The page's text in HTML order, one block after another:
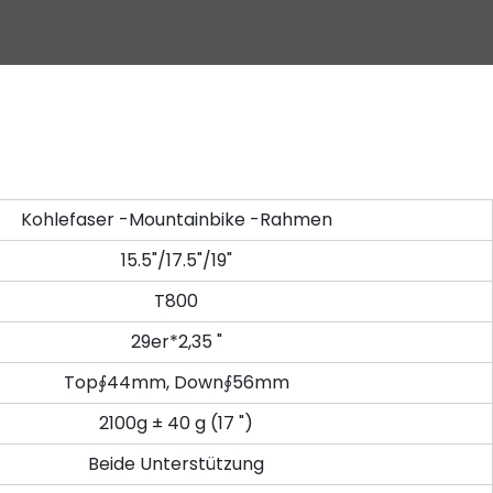
Kohlefaser -Mountainbike -Rahmen
15.5"/17.5"/19"
T800
29er*2,35 "
Top∮44mm, Down∮56mm
2100g ± 40 g (17 ")
Beide Unterstützung